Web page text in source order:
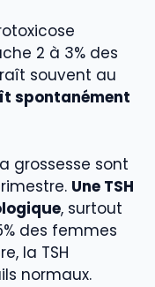
2 à 3% des
souvent au
spontanément
grossesse sont
Une TSH
, surtout
des femmes
la TSH
normaux.